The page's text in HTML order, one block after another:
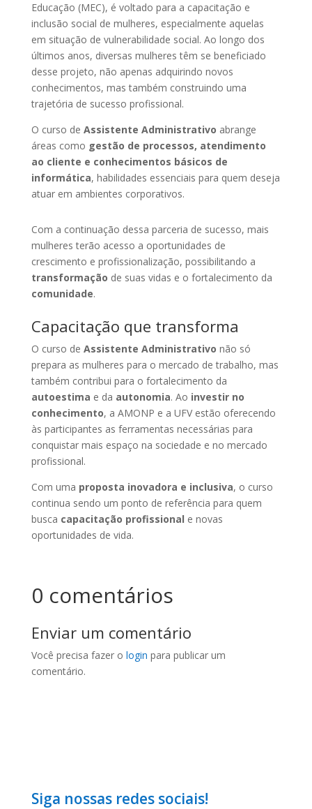
Educação (MEC), é voltado para a capacitação e
inclusão social de mulheres, especialmente aquelas
em situação de vulnerabilidade social. Ao longo dos
últimos anos, diversas mulheres têm se beneficiado
desse projeto, não apenas adquirindo novos
conhecimentos, mas também construindo uma
trajetória de sucesso profissional.
O curso de Assistente Administrativo abrange
áreas como gestão de processos, atendimento
ao cliente e conhecimentos básicos de
informática, habilidades essenciais para quem deseja
atuar em ambientes corporativos.
Com a continuação dessa parceria de sucesso, mais
mulheres terão acesso a oportunidades de
crescimento e profissionalização, possibilitando a
transformação de suas vidas e o fortalecimento da
comunidade.
Capacitação que transforma
O curso de Assistente Administrativo não só
prepara as mulheres para o mercado de trabalho, mas
também contribui para o fortalecimento da
autoestima e da autonomia. Ao investir no
conhecimento, a AMONP e a UFV estão oferecendo
às participantes as ferramentas necessárias para
conquistar mais espaço na sociedade e no mercado
profissional.
Com uma proposta inovadora e inclusiva, o curso
continua sendo um ponto de referência para quem
busca capacitação profissional e novas
oportunidades de vida.
0 comentários
Enviar um comentário
Você precisa fazer o login para publicar um
comentário.
Siga nossas redes sociais!